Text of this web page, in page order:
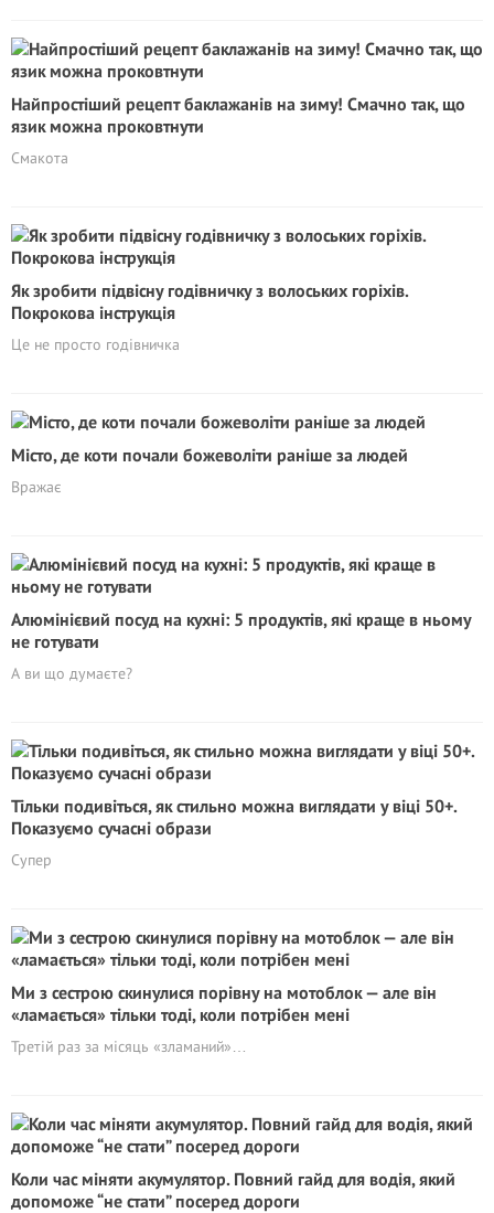
Найпростіший рецепт баклажанів на зиму! Смачно так, що
язик можна проковтнути
Смакота
Як зробити підвісну годівничку з волоських горіхів.
Покрокова інструкція
Це не просто годівничка
Місто, де коти почали божеволіти раніше за людей
Вражає
Алюмінієвий посуд на кухні: 5 продуктів, які краще в ньому
не готувати
А ви що думаєте?
Тільки подивіться, як стильно можна виглядати у віці 50+.
Показуємо сучасні образи
Супер
Ми з сестрою скинулися порівну на мотоблок — але він
«ламається» тільки тоді, коли потрібен мені
Третій раз за місяць «зламаний»…
Коли час міняти акумулятор. Повний гайд для водія, який
допоможе “не стати” посеред дороги